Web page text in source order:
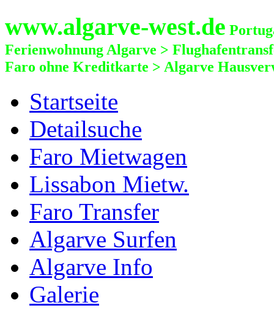
www.algarve-west.de
Ferienwohnung Algarve >
Faro ohne Kreditkarte > Algarve
Startseite
Detailsuche
Faro Mietwagen
Lissabon Mietw.
Faro Transfer
Algarve Surfen
Algarve Info
Galerie